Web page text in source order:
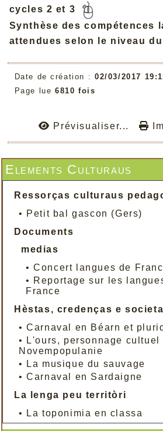
Elements Culturaus
Ressorças culturaus
• Petit bal gascon (Gers)
Documents
medias
•Concert langues de
• Reportage sur les
France
Hèstas, credenças e
•Carnaval en Béarn et
•
L'ours, personnage
Novempopulanie
•
La musique du sauvage
•Carnaval en Sardaigne
La lenga peu territòri
•
La toponimia en classa
cycles 2 et 3
Synthèse des compétences
attendues selon le niveau du
Date de création : 02/03/2017
Page lue 6810 fois
Prévisualiser...